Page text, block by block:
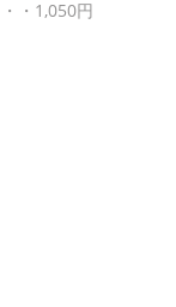
・1,050円